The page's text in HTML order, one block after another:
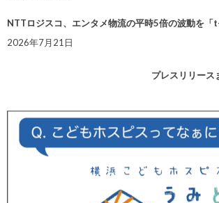
NTTロジスコ、エンタメ物流の平時5倍の波動を
2026年7月21日
プレスリリース